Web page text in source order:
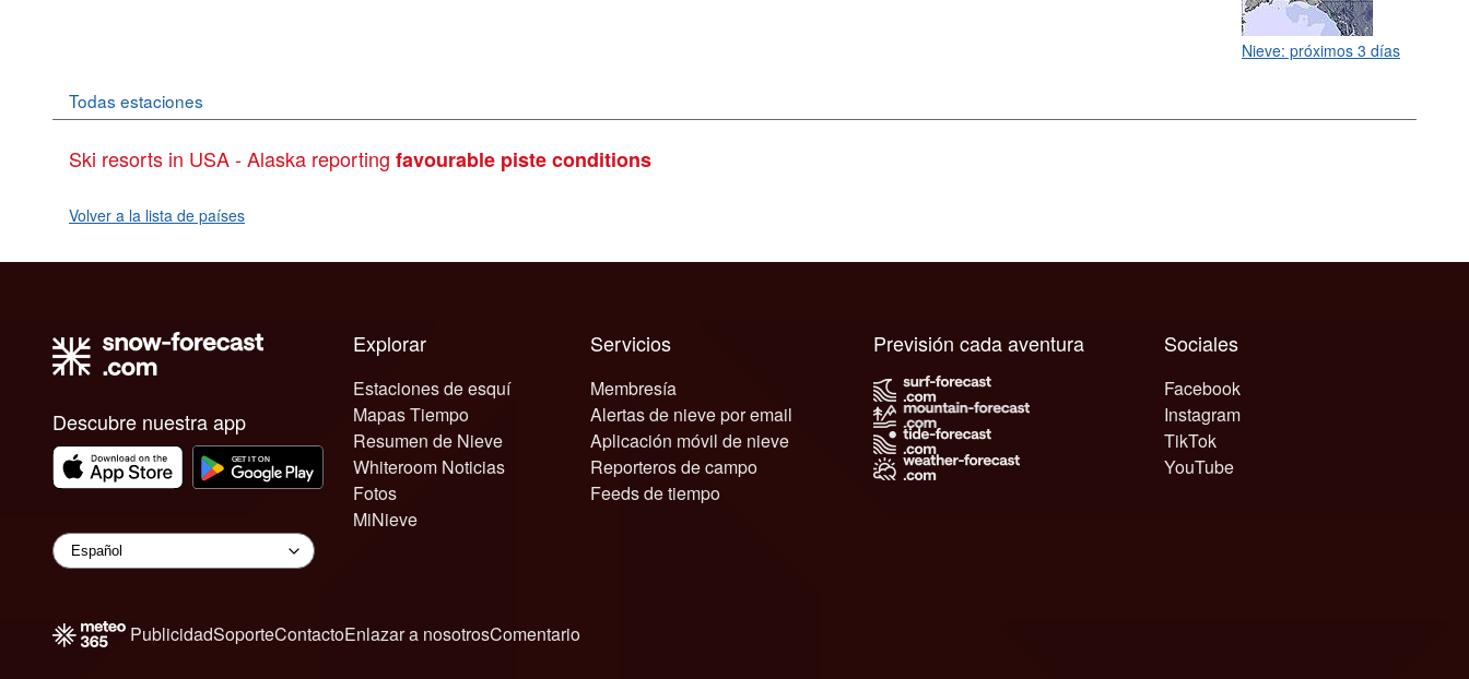
Nieve: próximos 3 días
Todas estaciones
Ski resorts in USA - Alaska reporting favourable piste conditions
Volver a la lista de países
Descubre nuestra app
Explorar
Estaciones de esquí
Mapas Tiempo
Resumen de Nieve
Whiteroom Noticias
Fotos
MiNieve
Servicios
Membresía
Alertas de nieve por email
Aplicación móvil de nieve
Reporteros de campo
Feeds de tiempo
Sociales
Facebook
Instagram
TikTok
YouTube
Previsión cada aventura
PublicidadSoporteContactoEnlazar a nosotrosComentario